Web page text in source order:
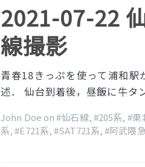
2021-07-22
線撮影
青春18きっぷを使って浦和
述． 仙台到着後，昼飯に牛タ
John Doe on#仙石線,#205系, #東
系,#E721系,#SAT721系,#阿武隈